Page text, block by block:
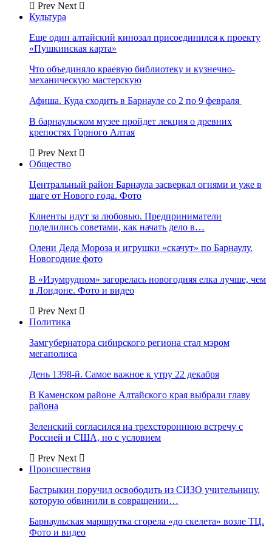
Prev Next
Культура
Еще один алтайский кинозал присоединился к проекту
«Пушкинская карта»
Что объединяло краевую библиотеку и кузнечно-
механическую мастерскую
Афиша. Куда сходить в Барнауле со 2 по 9 февраля
В барнаульском музее пройдет лекция о древних
крепостях Горного Алтая
Prev Next
Общество
Центральный район Барнаула засверкал огнями и уже в
шаге от Нового года. Фото
Клиенты идут за любовью. Предприниматели
поделились советами, как начать дело в…
Олени Деда Мороза и игрушки «скачут» по Барнаулу.
Новогодние фото
В «Изумрудном» загорелась новогодняя елка лучше, чем
в Лондоне. Фото и видео
Prev Next
Политика
Замгубернатора сибирского региона стал мэром
мегаполиса
День 1398-й. Самое важное к утру 22 декабря
В Каменском районе Алтайского края выбрали главу
района
Зеленский согласился на трехстороннюю встречу с
Россией и США, но с условием
Prev Next
Происшествия
Бастрыкин поручил освободить из СИЗО учительницу,
которую обвинили в совращении…
Барнаульская маршрутка сгорела «до скелета» возле ТЦ.
Фото и видео